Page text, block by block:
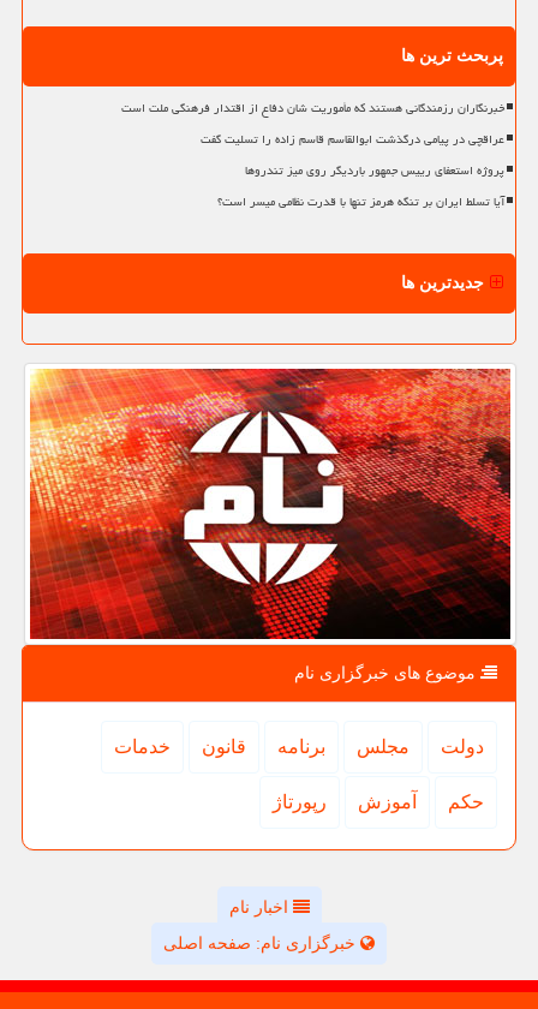
پربحث ترین ها
خبرنگاران رزمندگانی هستند که مأموریت شان دفاع از اقتدار فرهنگی ملت است
عراقچی در پیامی درگذشت ابوالقاسم قاسم زاده را تسلیت گفت
پروژه استعفای رییس جمهور باردیگر روی میز تندروها
آیا تسلط ایران بر تنگه هرمز تنها با قدرت نظامی میسر است؟
جدیدترین ها
موضوع های خبرگزاری نام
دولت مجلس برنامه قانون خدمات
حكم آموزش رپورتاژ
اخبار نام
خبرگزاری نام: صفحه اصلی